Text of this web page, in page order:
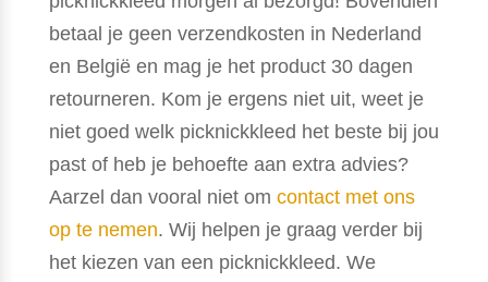
betaal je geen verzendkosten in Nederland
en België en mag je het product 30 dagen
retourneren. Kom je ergens niet uit, weet je
niet goed welk picknickkleed het beste bij jou
past of heb je behoefte aan extra advies?
Aarzel dan vooral niet om contact met ons
op te nemen. Wij helpen je graag verder bij
het kiezen van een picknickkleed. We